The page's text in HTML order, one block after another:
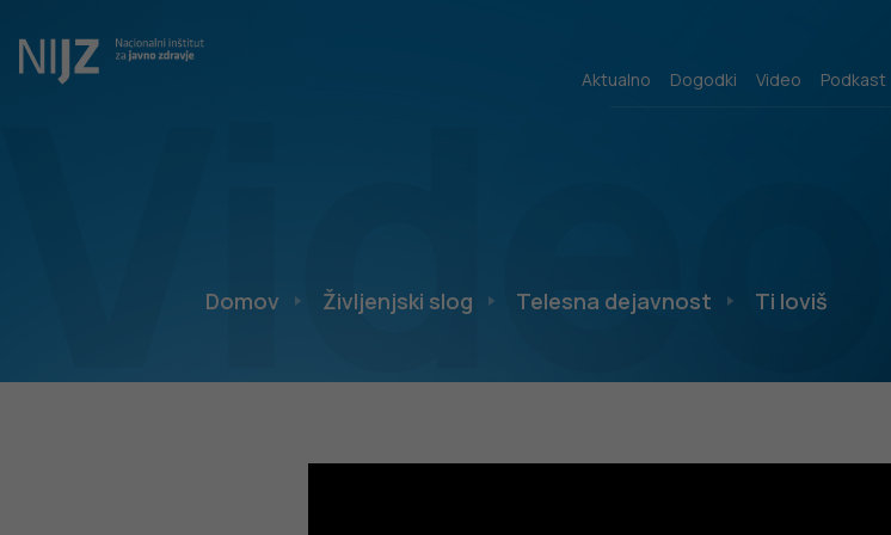
Aktualno Dogodki Video Podkast
Video
Domov Življenjski slog Telesna dejavnost Ti loviš